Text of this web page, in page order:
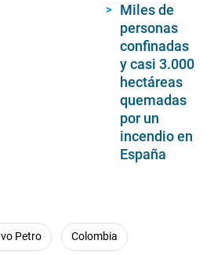
Miles de
personas
confinadas
y casi 3.000
hectáreas
quemadas
por un
incendio en
España
Petro Colombia